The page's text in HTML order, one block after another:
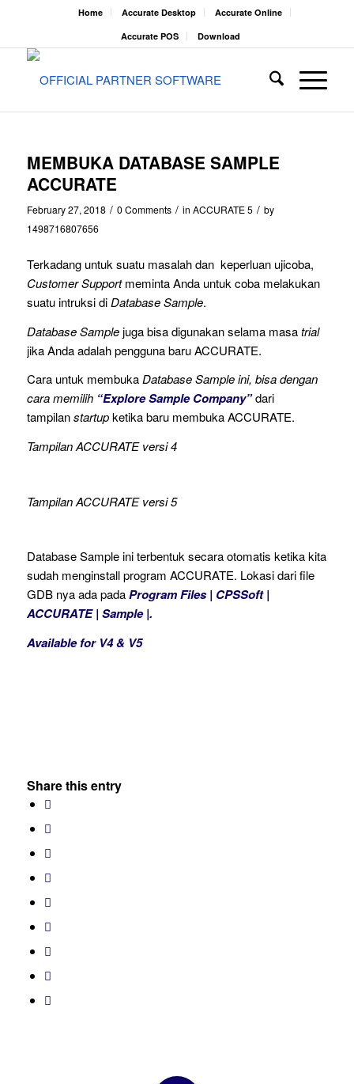
Home Accurate Desktop
Accurate Online
Accurate POS
Download
MEMBUKA DATABASE SAMPLE
ACCURATE
February 27, 2018 / 0 Comments / in ACCURATE 5 / by
1498716807656
Terkadang untuk suatu masalah dan keperluan ujicoba,
Customer Supportmeminta Anda untuk coba melakukan
suatu intruksi diDatabase Sample.
Database Samplejuga bisa digunakan selama masatrial
jika Anda adalah pengguna baru ACCURATE.
Cara untuk membukaDatabase Sample ini, bisa dengan
cara memilih “Explore Sample Company”dari
tampilanstartupketika baru membuka ACCURATE.
Tampilan ACCURATE versi 4
Tampilan ACCURATE versi 5
Database Sample ini terbentuk secara otomatis ketika kita
sudah menginstall program ACCURATE. Lokasi dari file
GDB nya ada padaProgram Files | CPSSoft |
ACCURATE | Sample |.
Available for V4 & V5
Share this entry